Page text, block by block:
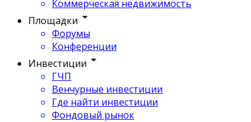
Коммерческая недвижимость
Площадки
Форумы
Конференции
Инвестиции
ГЧП
Венчурные инвестиции
Где найти инвестиции
Фондовый рынок